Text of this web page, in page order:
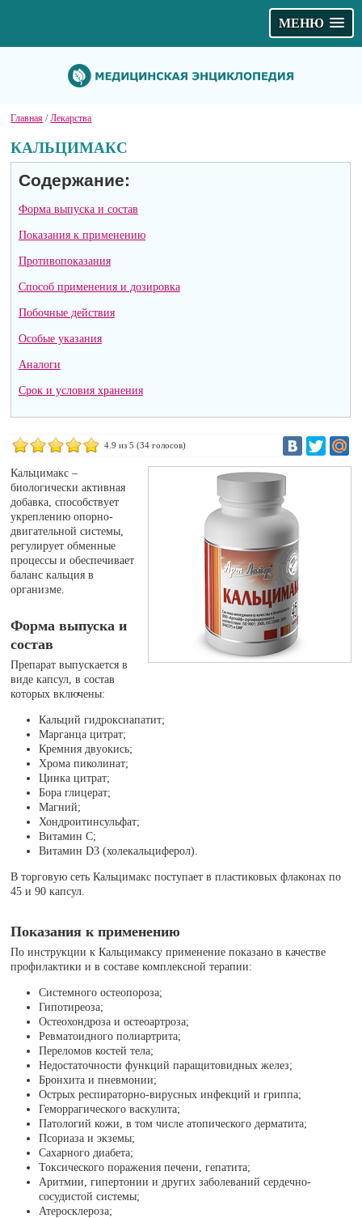
МЕНЮ
Главная /Лекарства
КАЛЬЦИМАКС
Содержание:
Форма выпуска и состав
Показания к применению
Противопоказания
Способ применения и дозировка
Побочные действия
Особые указания
Аналоги
Срок и условия хранения
4.9 из 5 (34 голосов)
Кальцимакс –
биологически активная
добавка, способствует
укреплению опорно-
двигательной системы,
регулирует обменные
процессы и обеспечивает
баланс кальция в
организме.
Форма выпуска и
состав
Препарат выпускается в
виде капсул, в состав
которых включены:
Кальций гидроксиапатит;
Марганца цитрат;
Кремния двуокись;
Хрома пиколинат;
Цинка цитрат;
Бора глицерат;
Магний;
Хондроитинсульфат;
Витамин C;
Витамин D3 (холекальциферол).
В торговую сеть Кальцимакс поступает в пластиковых флаконах по
45 и 90 капсул.
Показания к применению
По инструкции к Кальцимаксу применение показано в качестве
профилактики и в составе комплексной терапии:
Системного остеопороза;
Гипотиреоза;
Остеохондроза и остеоартроза;
Ревматоидного полиартрита;
Переломов костей тела;
Недостаточности функций паращитовидных желез;
Бронхита и пневмонии;
Острых респираторно-вирусных инфекций и гриппа;
Геморрагического васкулита;
Патологий кожи, в том числе атопического дерматита;
Псориаза и экземы;
Сахарного диабета;
Токсического поражения печени, гепатита;
Аритмии, гипертонии и других заболеваний сердечно-
сосудистой системы;
Атеросклероза;